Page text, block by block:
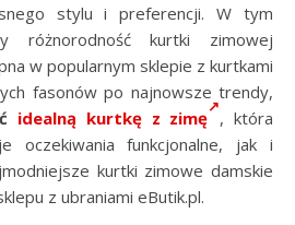
stylu i preferencji. W tym
różnorodność kurtki zimowej
w popularnym sklepie z kurtkami
fasonów po najnowsze trendy,
idealną kurtkę z zimę , która
oczekiwania funkcjonalne, jak i
kurtki zimowe damskie
z ubraniami eButik.pl.